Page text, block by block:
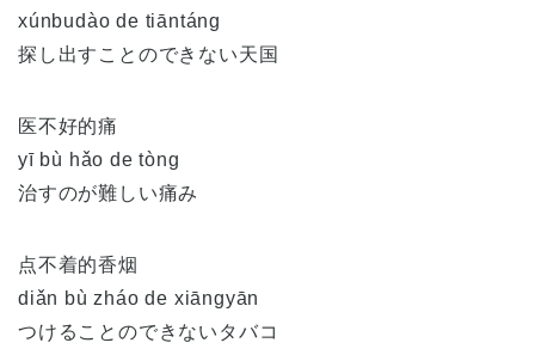
xúnbudào de tiāntáng
探し出すことのできない天国
医不好的痛
yī bù hǎo de tòng
治すのが難しい痛み
点不着的香烟
diǎn bù zháode xiāngyān
つけることのできないタバコ